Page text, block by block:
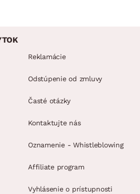
Reklamácie
Odstúpenie od zmluvy
Časté otázky
Kontaktujte nás
Oznamenie - Whistleblowing
Affiliate program
Vyhlásenie o prístupnosti